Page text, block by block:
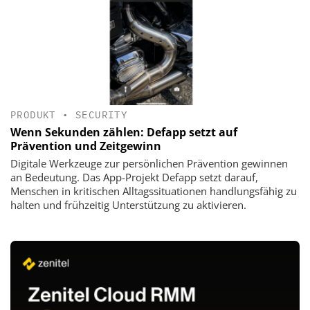
PRODUKT • SECURITY
Wenn Sekunden zählen: Defapp setzt auf
Prävention und Zeitgewinn
Digitale Werkzeuge zur persönlichen Prävention gewinnen
an Bedeutung. Das App-Projekt Defapp setzt darauf,
Menschen in kritischen Alltagssituationen handlungsfähig zu
halten und frühzeitig Unterstützung zu aktivieren.